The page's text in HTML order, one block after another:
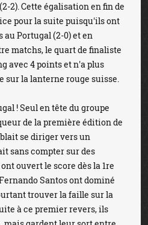
2). Cette égalisation en fin de
pour la suite puisqu'ils ont
Portugal (2-0) et en
matchs, le quart de finaliste
avec 4 points et n'a plus
sur la lanterne rouge suisse.
! Seul en tête du groupe
de la première édition de
se diriger vers un
sans compter sur des
ouvert le score dès la 1re
Santos ont dominé
trouver la faille sur la
à ce premier revers, ils